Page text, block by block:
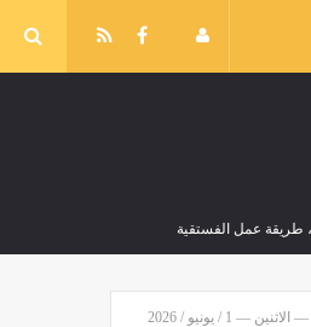
طريقة عمل الفستقية
— 1 / يونيو / 2026